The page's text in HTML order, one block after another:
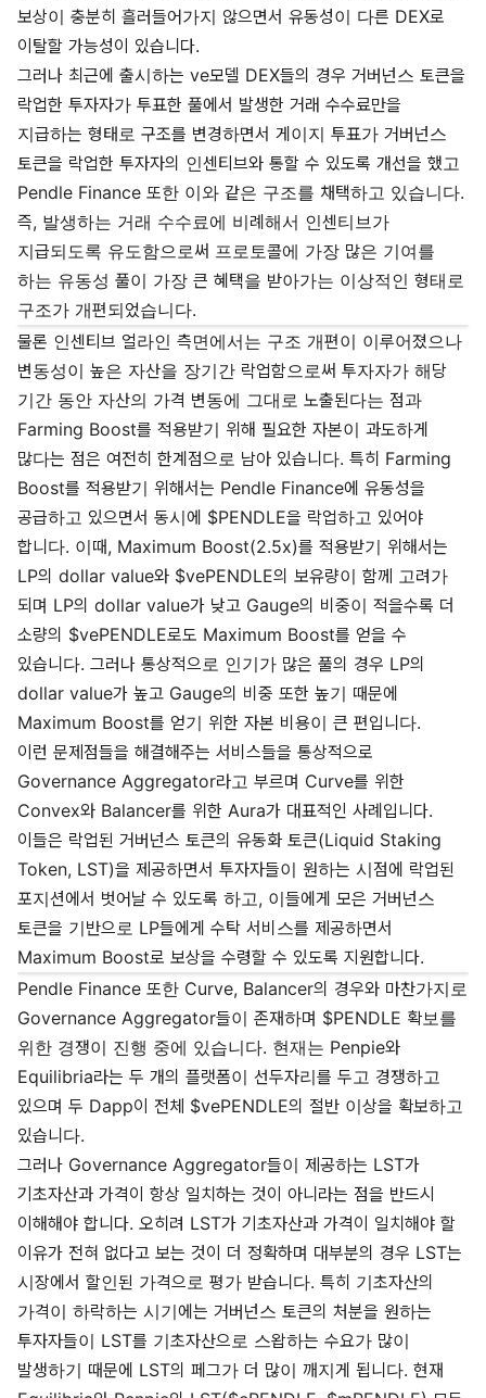
보상이 충분히 흘러들어가지 않으면서 유동성이 다른 DEX로
이탈할 가능성이 있습니다.
그러나 최근에 출시하는 ve모델 DEX들의 경우 거버넌스 토큰을
락업한 투자자가 투표한 풀에서 발생한 거래 수수료만을
지급하는 형태로 구조를 변경하면서 게이지 투표가 거버넌스
토큰을 락업한 투자자의 인센티브와 통할 수 있도록 개선을 했고
Pendle Finance 또한 이와 같은 구조를 채택하고 있습니다.
즉, 발생하는 거래 수수료에 비례해서 인센티브가
지급되도록 유도함으로써 프로토콜에 가장 많은 기여를
하는 유동성 풀이 가장 큰 혜택을 받아가는 이상적인 형태로
구조가 개편되었습니다.
물론 인센티브 얼라인 측면에서는 구조 개편이 이루어졌으나
변동성이 높은 자산을 장기간 락업함으로써 투자자가 해당
기간 동안 자산의 가격 변동에 그대로 노출된다는 점과
Farming Boost를 적용받기 위해 필요한 자본이 과도하게
많다는 점은 여전히 한계점으로 남아 있습니다. 특히 Farming
Boost를 적용받기 위해서는 Pendle Finance에 유동성을
공급하고 있으면서 동시에 $PENDLE을 락업하고 있어야
합니다. 이때, Maximum Boost(2.5x)를 적용받기 위해서는
LP의 dollar value와 $vePENDLE의 보유량이 함께 고려가
되며 LP의 dollar value가 낮고 Gauge의 비중이 적을수록 더
소량의 $vePENDLE로도 Maximum Boost를 얻을 수
있습니다. 그러나 통상적으로 인기가 많은 풀의 경우 LP의
dollar value가 높고 Gauge의 비중 또한 높기 때문에
Maximum Boost를 얻기 위한 자본 비용이 큰 편입니다.
이런 문제점들을 해결해주는 서비스들을 통상적으로
Governance Aggregator라고 부르며 Curve를 위한
Convex와 Balancer를 위한 Aura가 대표적인 사례입니다.
이들은 락업된 거버넌스 토큰의 유동화 토큰(Liquid Staking
Token, LST)을 제공하면서 투자자들이 원하는 시점에 락업된
포지션에서 벗어날 수 있도록 하고, 이들에게 모은 거버넌스
토큰을 기반으로 LP들에게 수탁 서비스를 제공하면서
Maximum Boost로 보상을 수령할 수 있도록 지원합니다.
Pendle Finance 또한 Curve, Balancer의 경우와 마찬가지로
Governance Aggregator들이 존재하며 $PENDLE 확보를
위한 경쟁이 진행 중에 있습니다. 현재는 Penpie와
Equilibria라는 두 개의 플랫폼이 선두자리를 두고 경쟁하고
있으며 두 Dapp이 전체 $vePENDLE의 절반 이상을 확보하고
있습니다.
그러나 Governance Aggregator들이 제공하는 LST가
기초자산과 가격이 항상 일치하는 것이 아니라는 점을 반드시
이해해야 합니다. 오히려 LST가 기초자산과 가격이 일치해야 할
이유가 전혀 없다고 보는 것이 더 정확하며 대부분의 경우 LST는
시장에서 할인된 가격으로 평가 받습니다. 특히 기초자산의
가격이 하락하는 시기에는 거버넌스 토큰의 처분을 원하는
투자자들이 LST를 기초자산으로 스왑하는 수요가 많이
발생하기 때문에 LST의 페그가 더 많이 깨지게 됩니다. 현재